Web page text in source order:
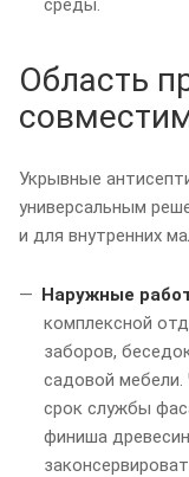
среды.
Область
Укрывные
универсальным
и для внутренних
Наружные
комплексной
заборов,
садовой
срок службы
финиша